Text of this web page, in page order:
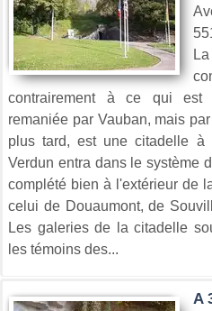
contrairement à ce qui est
remaniée par Vauban, mais
plus tard, est une citadelle à
Verdun entra dans le système
complété bien à l'extérieur de
celui de Douaumont, de
Les galeries de la citadelle
les témoins des...
A